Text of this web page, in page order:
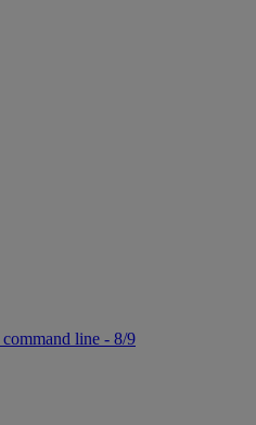
line - 8/9